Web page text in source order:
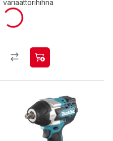
variaattorihihna